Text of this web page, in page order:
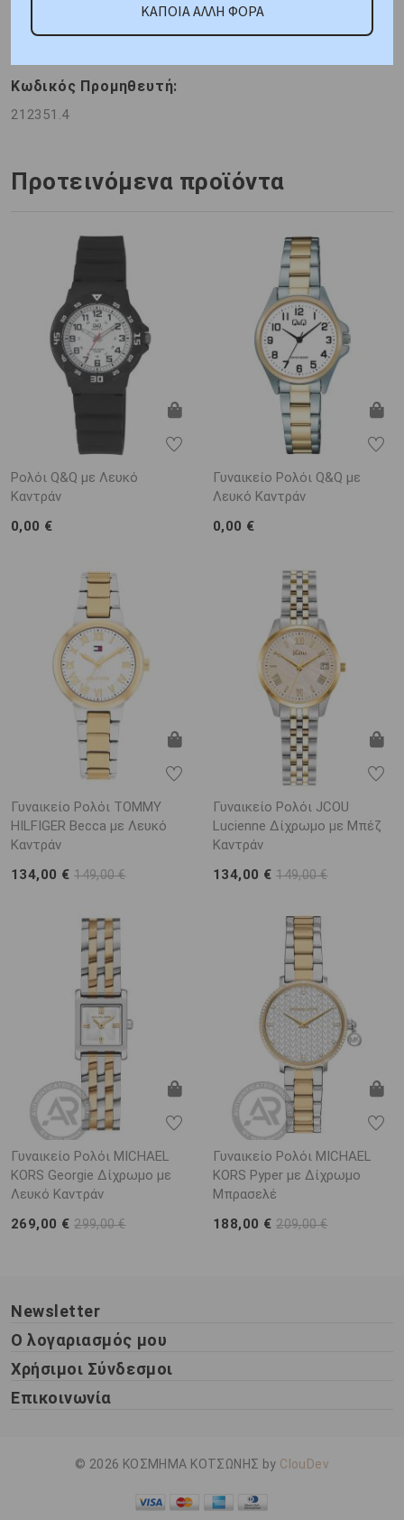
Κωδικός Προμηθευτή:
212351.4
Προτεινόμενα προϊόντα
Ρολόι Q&Q με Λευκό
Καντράν
0,00 €
Γυναικείο Ρολόι Q&Q με
Λευκό Καντράν
0,00 €
Γυναικείο Ρολόι TOMMY
HILFIGER Becca με Λευκό
Καντράν
134,00 €149,00 €
Γυναικείο Ρολόι JCOU
Lucienne Δίχρωμο με Μπέζ
Καντράν
134,00 €149,00 €
Γυναικείο Ρολόι MICHAEL
KORS Georgie Δίχρωμο με
Λευκό Καντράν
269,00 €299,00 €
Γυναικείο Ρολόι MICHAEL
KORS Pyper με Δίχρωμο
Μπρασελέ
188,00 €209,00 €
Newsletter
Ο λογαριασμός μου
Χρήσιμοι Σύνδεσμοι
Επικοινωνία
© 2026 ΚΟΣΜΗΜΑ ΚΟΤΣΩΝΗΣ by ClouDev
ΚΑΠΟΙΑ ΑΛΛΗ ΦΟΡΑ